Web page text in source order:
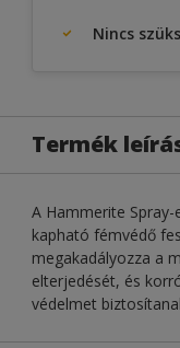
Nincs
Termék
A Hammerite
kapható fémvédő
megakadályozza a
elterjedését, és
védelmet